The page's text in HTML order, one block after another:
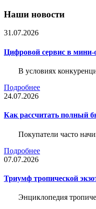
Наши новости
31.07.2026
Цифровой сервис в
В условиях
Подробнее
24.07.2026
Как рассчитать полный
Покупатели часто
Подробнее
07.07.2026
Триумф тропической
Энциклопедия